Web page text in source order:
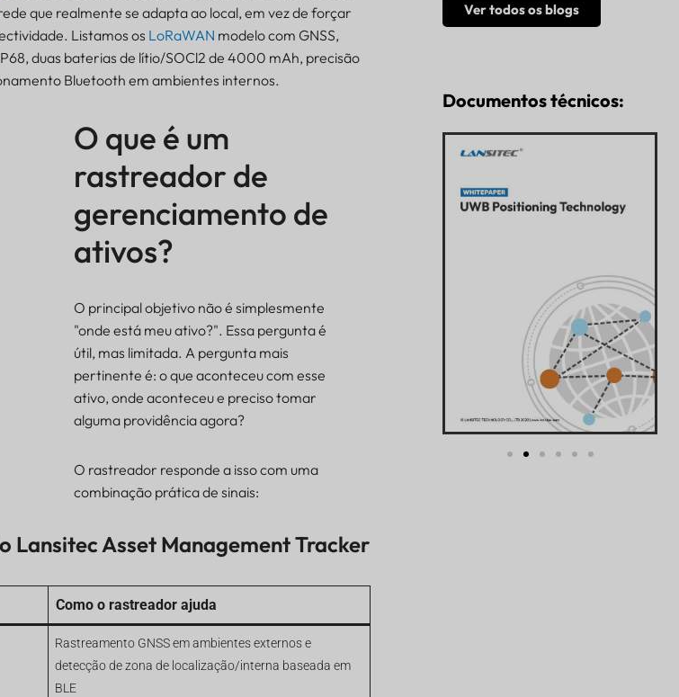
que realmente se adapta ao local, em vez de forçar
Listamos os LoRaWAN modelo com GNSS,
duas baterias de lítio/SOCl2 de 4000 mAh, precisão
Bluetooth em ambientes internos.
O que é um
rastreador de
gerenciamento de
ativos?
O principal objetivo não é simplesmente
"onde está meu ativo?". Essa pergunta é
útil, mas limitada. A pergunta mais
pertinente é: o que aconteceu com esse
ativo, onde aconteceu e preciso tomar
alguma providência agora?
O rastreador responde a isso com uma
combinação prática de sinais:
Lansitec Asset Management Tracker
Como o rastreador ajuda
Rastreamento GNSS em ambientes externos e
detecção de zona de localização/interna baseada em
BLE
Ver todos os blogs
Documentos técnicos: